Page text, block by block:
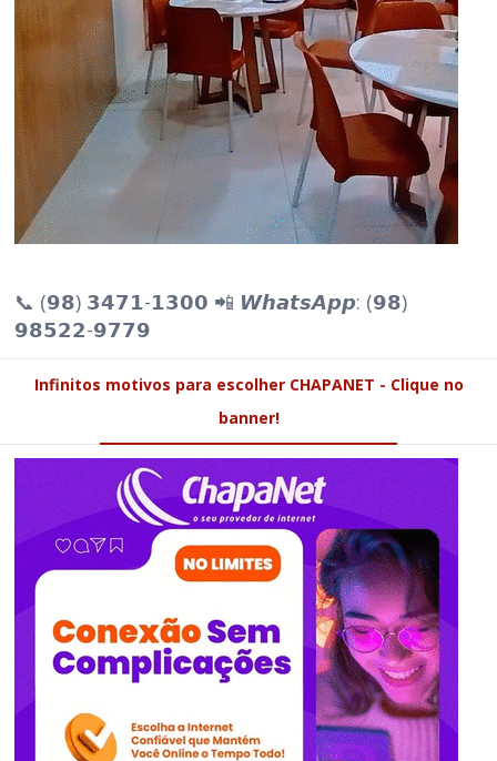
📞 (𝟵𝟴) 𝟯𝟰𝟳𝟭-𝟭𝟯𝟬𝟬 📲 𝙒𝙝𝙖𝙩𝙨𝘼𝙥𝙥: (𝟵𝟴)
𝟵𝟴𝟱𝟮𝟮-𝟵𝟳𝟳𝟵
Infinitos motivos para escolher CHAPANET - Clique no
banner!